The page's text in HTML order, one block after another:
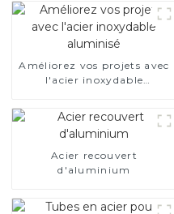
Améliorez vos projets avec
l'acier inoxydable
Acier recouvert
d'aluminium